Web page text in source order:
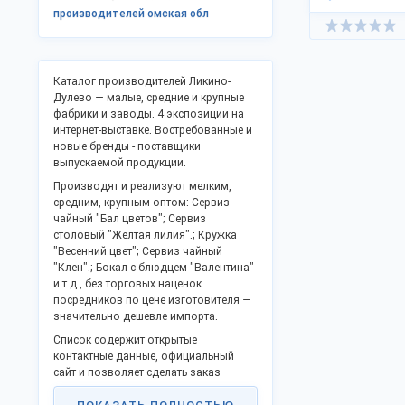
производителей омская обл
Каталог производителей Ликино-
Дулево — малые, средние и крупные
фабрики и заводы. 4 экспозиции на
интернет-выставке. Востребованные и
новые бренды - поставщики
выпускаемой продукции.
Производят и реализуют мелким,
средним, крупным оптом: Сервиз
чайный "Бал цветов"; Сервиз
столовый "Желтая лилия".; Кружка
"Весенний цвет"; Сервиз чайный
"Клен".; Бокал с блюдцем "Валентина"
и т.д., без торговых наценок
посредников по цене изготовителя —
значительно дешевле импорта.
Список содержит открытые
контактные данные, официальный
сайт и позволяет сделать заказ
напрямую, стать представителем в